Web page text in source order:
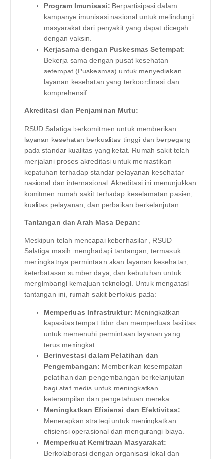
Program Imunisasi: Berpartisipasi dalam
kampanye imunisasi nasional untuk melindungi
masyarakat dari penyakit yang dapat dicegah
dengan vaksin.
Kerjasama dengan Puskesmas Setempat:
Bekerja sama dengan pusat kesehatan
setempat (Puskesmas) untuk menyediakan
layanan kesehatan yang terkoordinasi dan
komprehensif.
Akreditasi dan Penjaminan Mutu:
RSUD Salatiga berkomitmen untuk memberikan
layanan kesehatan berkualitas tinggi dan berpegang
pada standar kualitas yang ketat. Rumah sakit telah
menjalani proses akreditasi untuk memastikan
kepatuhan terhadap standar pelayanan kesehatan
nasional dan internasional. Akreditasi ini menunjukkan
komitmen rumah sakit terhadap keselamatan pasien,
kualitas pelayanan, dan perbaikan berkelanjutan.
Tantangan dan Arah Masa Depan:
Meskipun telah mencapai keberhasilan, RSUD
Salatiga masih menghadapi tantangan, termasuk
meningkatnya permintaan akan layanan kesehatan,
keterbatasan sumber daya, dan kebutuhan untuk
mengimbangi kemajuan teknologi. Untuk mengatasi
tantangan ini, rumah sakit berfokus pada:
Memperluas Infrastruktur: Meningkatkan
kapasitas tempat tidur dan memperluas fasilitas
untuk memenuhi permintaan layanan yang
terus meningkat.
Berinvestasi dalam Pelatihan dan
Pengembangan: Memberikan kesempatan
pelatihan dan pengembangan berkelanjutan
bagi staf medis untuk meningkatkan
keterampilan dan pengetahuan mereka.
Meningkatkan Efisiensi dan Efektivitas:
Menerapkan strategi untuk meningkatkan
efisiensi operasional dan mengurangi biaya.
Memperkuat Kemitraan Masyarakat:
Berkolaborasi dengan organisasi lokal dan